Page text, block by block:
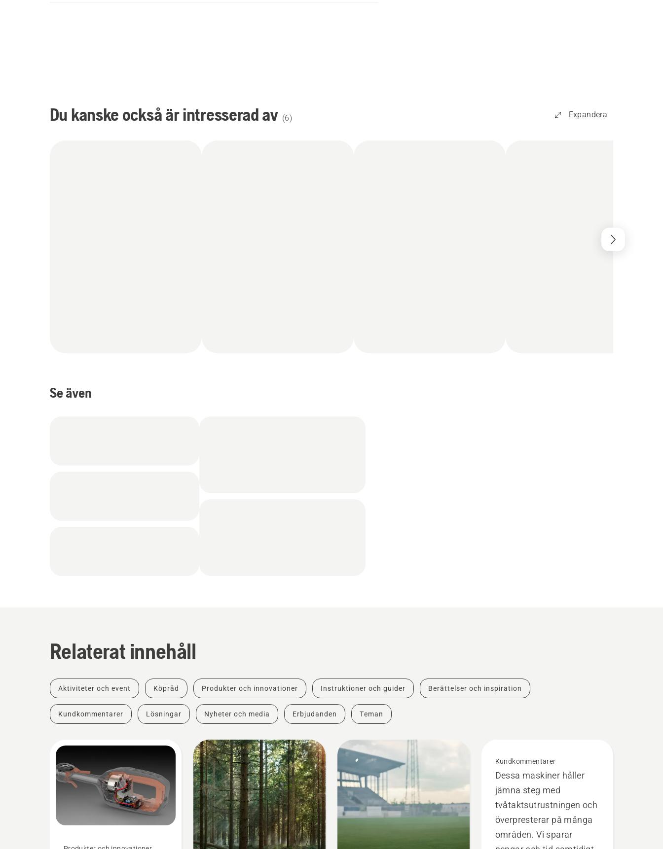
Du kanske också är intresserad av (6) Expandera
Se även
Relaterat innehåll
Aktiviteter och event Köpråd Produkter och innovationer Instruktioner och guider Berättelser och inspiration
Kundkommentarer Lösningar Nyheter och media Erbjudanden Teman
Kundkommentarer
Dessa maskiner håller
jämna steg med
tvåtaktsutrustningen och
överpresterar på många
områden. Vi sparar